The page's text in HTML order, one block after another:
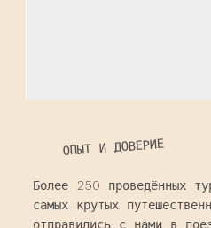
ОПЫТ И ДОВЕРИЕ
Более 250 проведённых
самых крутых
отправились с нами в